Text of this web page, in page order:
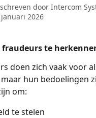
door Intercom
januari 2026
fraudeurs te
doen zich vaak voor
hun bedoelingen
om:
te stelen